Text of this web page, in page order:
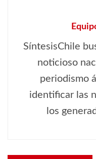
SíntesisChile
noticioso
periodismo
identificar las
los